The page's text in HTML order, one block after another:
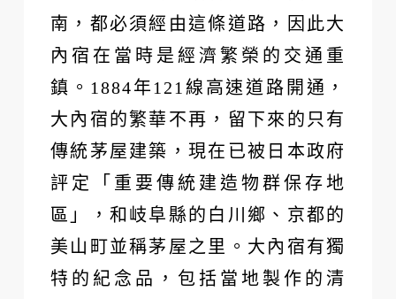
南，都必須經由這條道路，因此大
內宿在當時是經濟繁榮的交通重
鎮。1884年121線高速道路開通，
大內宿的繁華不再，留下來的只有
傳統茅屋建築，現在已被日本政府
評定「重要傳統建造物群保存地
區」，和岐阜縣的白川鄉、京都的
美山町並稱茅屋之里。大內宿有獨
特的紀念品，包括當地製作的清